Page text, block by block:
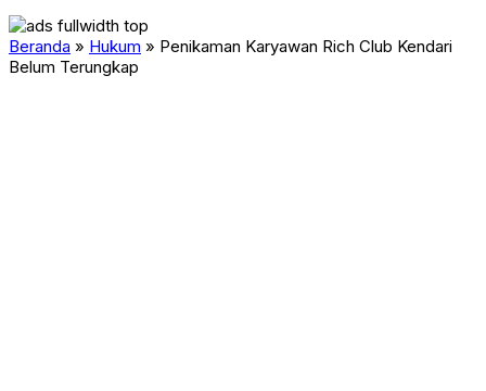
Beranda » Hukum » Penikaman Karyawan Rich Club Kendari
Belum Terungkap